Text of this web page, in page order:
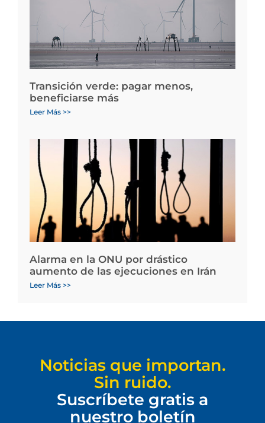
Transición verde: pagar menos,
beneficiarse más
Leer Más >>
Alarma en la ONU por drástico
aumento de las ejecuciones en Irán
Leer Más >>
Noticias que importan.
Sin ruido.
Suscríbete gratis a
nuestro boletín